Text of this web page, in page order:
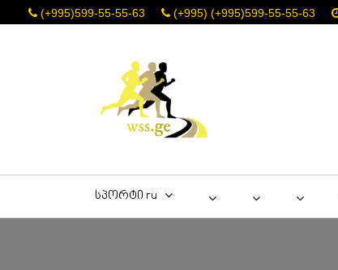
(+995)599-55-55-63 (+995) (+995)599-55-55-63
სპორტი ru